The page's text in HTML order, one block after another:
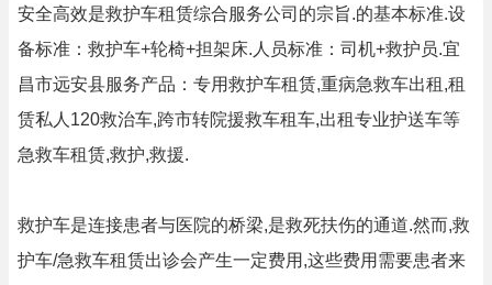
安全高效是救护车租赁综合服务公司的宗旨.的基本标准.设
备标准：救护车+轮椅+担架床.人员标准：司机+救护员.宜
昌市远安县服务产品：专用救护车租赁,重病急救车出租,租
赁私人120救治车,跨市转院援救车租车,出租专业护送车等
急救车租赁,救护,救援.
救护车是连接患者与医院的桥梁,是救死扶伤的通道.然而,救
护车/急救车租赁出诊会产生一定费用,这些费用需要患者来